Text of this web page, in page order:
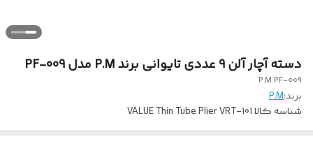
دسته آچار آلن 9 عددی تایوانی برند P.M مدل PF-009
P.M PF-009‏
برند:P.M
شناسه کالاVALUE Thin Tube Plier VRT-101